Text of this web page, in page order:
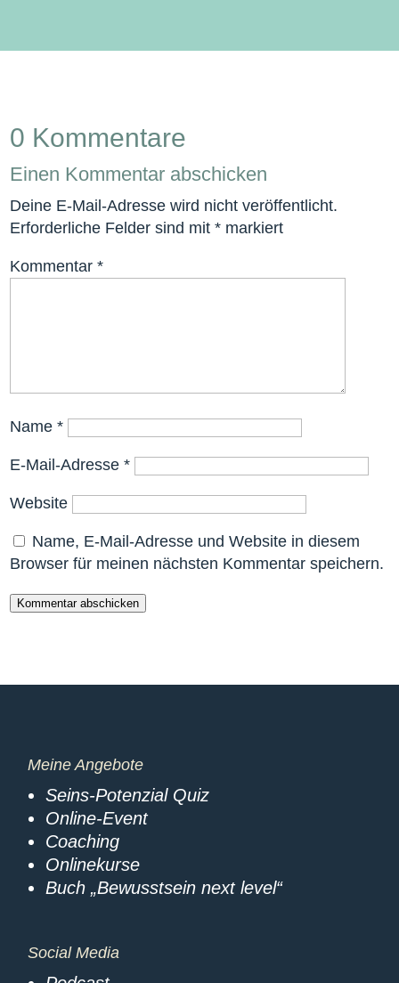
0 Kommentare
Einen Kommentar abschicken
Deine E-Mail-Adresse wird nicht veröffentlicht.
Erforderliche Felder sind mit* markiert
Kommentar*
Name*
E-Mail-Adresse*
Website
Name, E-Mail-Adresse und Website in diesem
Browser für meinen nächsten Kommentar speichern.
Kommentar abschicken
Meine Angebote
Seins-Potenzial Quiz
Online-Event
Coaching
Onlinekurse
Buch „Bewusstsein next level“
Social Media